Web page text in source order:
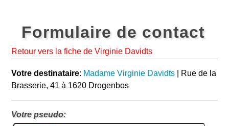
Formulaire de contact
Retour vers la fiche de Virginie Davidts
Votre destinataire: Madame Virginie Davidts | Rue de la
Brasserie, 41 à 1620 Drogenbos
Votre pseudo: